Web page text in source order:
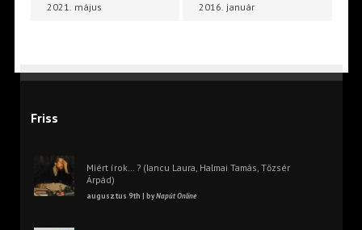
2021. május 2016. január
Friss
Miért írok… ? (Iancu Laura, Halmai Tamás, Tőzsér
Árpád)
augusztus 9th | byNapút Online